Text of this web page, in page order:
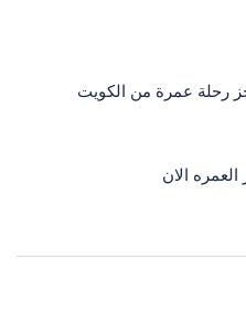
رحلة عمرة من الكويت
الان